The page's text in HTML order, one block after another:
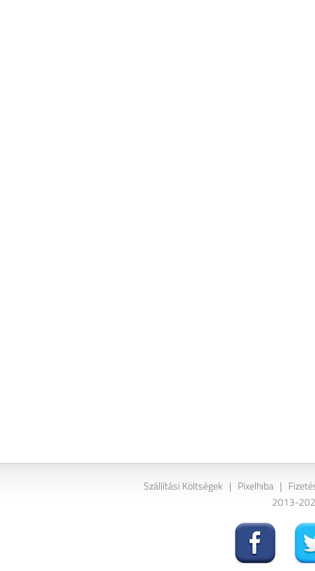
Szállítási Költségek | Pixelhiba |
2013-